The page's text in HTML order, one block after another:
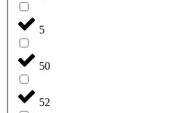
5
50
52